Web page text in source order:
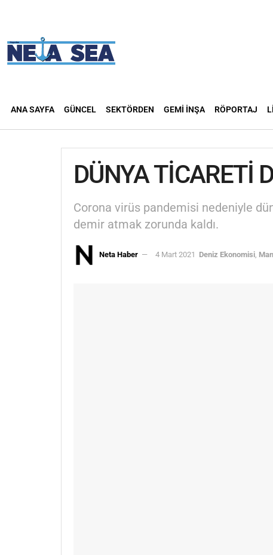
ANA SAYFA GÜNCEL SEKTÖRDEN GEMI İNŞA RÖPORTAJ
DÜNYA TİCARETİ
Corona virüs pandemisi nedeniyle
demir atmak zorunda kaldı.
Neta Haber 4 Mart 2021 Deniz Ekonomisi